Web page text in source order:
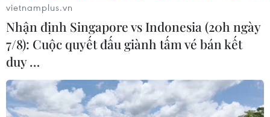
vietnamplus.vn
Nhận định Singapore vs Indonesia (20h ngày
7/8): Cuộc quyết đấu giành tấm vé bán kết
duy …